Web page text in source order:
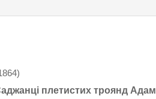
плетистих троянд Адам